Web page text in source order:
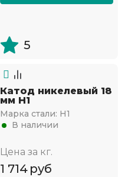
5
Катод никелевый 18
мм Н1
Марка стали: Н1
В наличии
Цена за кг.
1 714 руб